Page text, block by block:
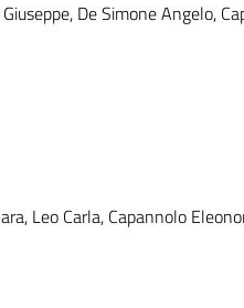
De Simone Angelo,
Leo Carla, Capannolo